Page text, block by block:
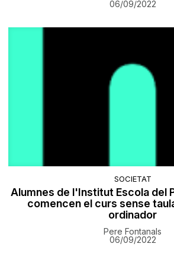
06/09/2022
SOCIETAT
Alumnes de l'Institut Escola del
comencen el curs sense
ordinador
Pere Fontanals
06/09/2022